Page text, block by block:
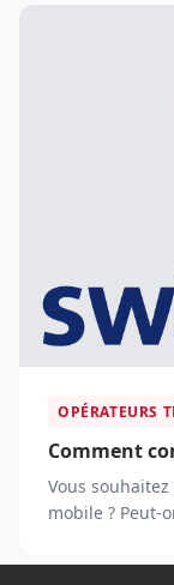
OPÉRATEURS
Comment
Vous
mobile ? Peut-on joindre le service client de cet